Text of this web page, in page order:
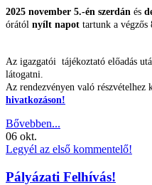
2025 november 5.-én szerdán és
órától nyílt napot tartunk a végzős
Az igazgatói tájékoztató előadás
látogatni.
Az rendezvényen való részvételhez
hivatkozáson!
Bővebben...
06 okt.
Legyél az első kommentelő!
Pályázati Felhívás!